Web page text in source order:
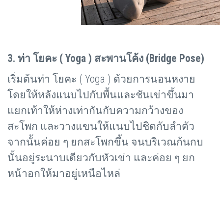
3. ท่า โยคะ ( Yoga ) สะพานโค้ง (Bridge Pose)
เริ่มต้นท่า โยคะ ( Yoga ) ด้วยการนอนหงาย
โดยให้หลังแนบไปกับพื้นและชันเข่าขึ้นมา
แยกเท้าให้ห่างเท่ากันกับความกว้างของ
สะโพก และวางแขนให้แนบไปชิดกับลำตัว
จากนั้นค่อย ๆ ยกสะโพกขึ้น จนบริเวณก้นกบ
นั้นอยู่ระนาบเดียวกับหัวเข่า และค่อย ๆ ยก
หน้าอกให้มาอยู่เหนือไหล่